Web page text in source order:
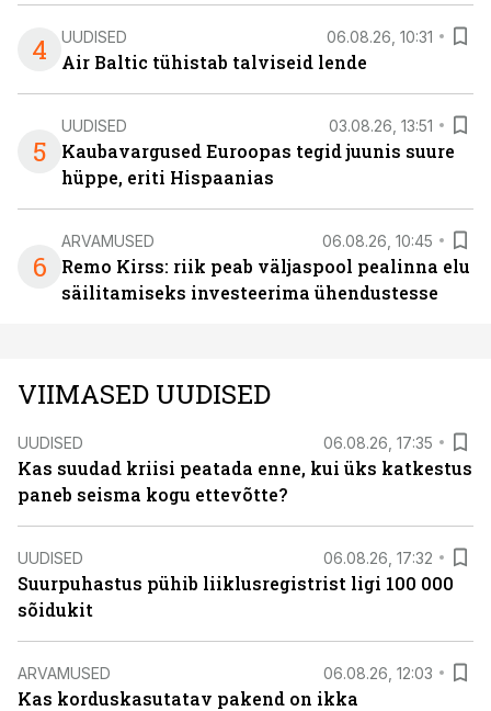
4 UUDISED 06.08.26, 10:31
Air Baltic tühistab talviseid lende
5
UUDISED 03.08.26, 13:51
Kaubavargused Euroopas tegid juunis suure
hüppe, eriti Hispaanias
6
ARVAMUSED 06.08.26, 10:45
Remo Kirss: riik peab väljaspool pealinna elu
säilitamiseks investeerima ühendustesse
VIIMASED UUDISED
UUDISED 06.08.26, 17:35
Kas suudad kriisi peatada enne, kui üks katkestus
paneb seisma kogu ettevõtte?
UUDISED 06.08.26, 17:32
Suurpuhastus pühib liiklusregistrist ligi 100 000
sõidukit
ARVAMUSED 06.08.26, 12:03
Kas korduskasutatav pakend on ikka